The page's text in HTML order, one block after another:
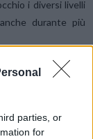
parties, or
for
i diversi livelli
durante più
è dotata dello
il processo di
stampato è